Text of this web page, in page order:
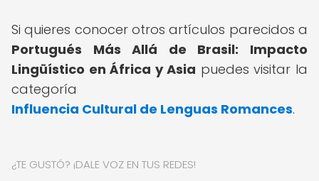
Si quieres conocer otros artículos parecidos a
Portugués Más Allá de Brasil: Impacto
Lingüístico en África y Asia puedes visitar la
categoría
Influencia Cultural de Lenguas Romances.
¿TE GUSTÓ? ¡DALE VOZ EN TUS REDES!